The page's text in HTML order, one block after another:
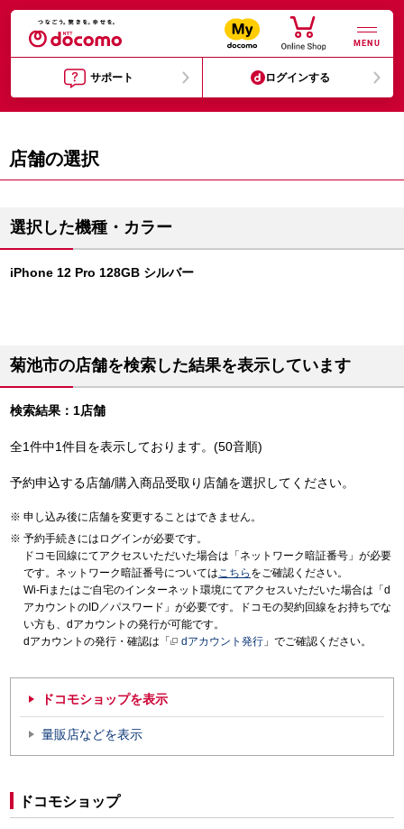
MENU
サポート ログインする
店舗の選択
選択した機種・カラー
iPhone 12 Pro 128GB シルバー
菊池市の店舗を検索した結果を表示しています
検索結果：1店舗
全1件中1件目を表示しております。(50音順)
予約申込する店舗/購入商品受取り店舗を選択してください。
申し込み後に店舗を変更することはできません。
予約手続きにはログインが必要です。
ドコモ回線にてアクセスいただいた場合は「ネットワーク暗証番号」が必要
です。ネットワーク暗証番号についてはこちら をご確認ください。
Wi-Fiまたはご自宅のインターネット環境にてアクセスいただいた場合は「d
アカウントのID／パスワード」が必要です。ドコモの契約回線をお持ちでな
い方も、dアカウントの発行が可能です。
dアカウントの発行・確認は「
dアカウント発行 」でご確認ください。
ドコモショップを表示
量販店などを表示
ドコモショップ